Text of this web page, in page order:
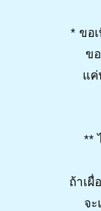
* ขอ
ข
แค่
**
ถ้าเผื่
จ